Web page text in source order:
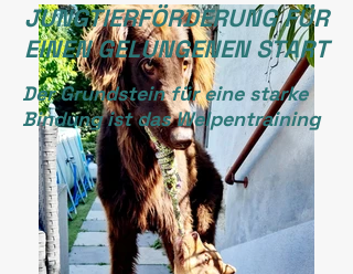
JUNGTIERFÖRDERUNG FÜR
EINEN GELUNGENEN START
Der Grundstein für eine starke
Bindung ist das Welpentraining